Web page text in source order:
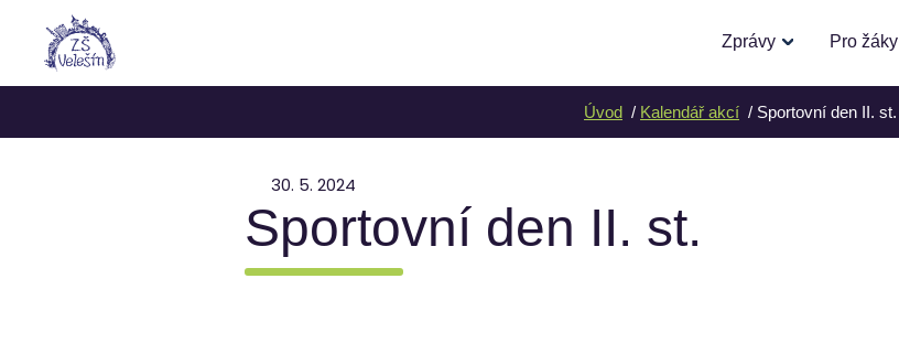
Zprávy Pro žáky
Úvod Kalendář akcí Sportovní den II. st.
30. 5. 2024
Sportovní den II. st.